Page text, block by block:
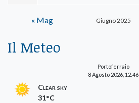
Giugno 2025
« Mag
Il Meteo
Portoferraio
8 Agosto 2026, 12:46
Clear sky
31°C